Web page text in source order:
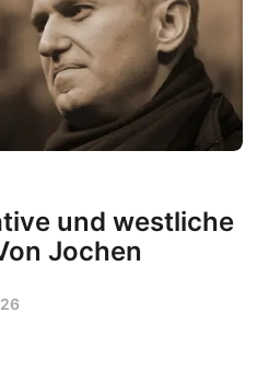
und westliche
Jochen